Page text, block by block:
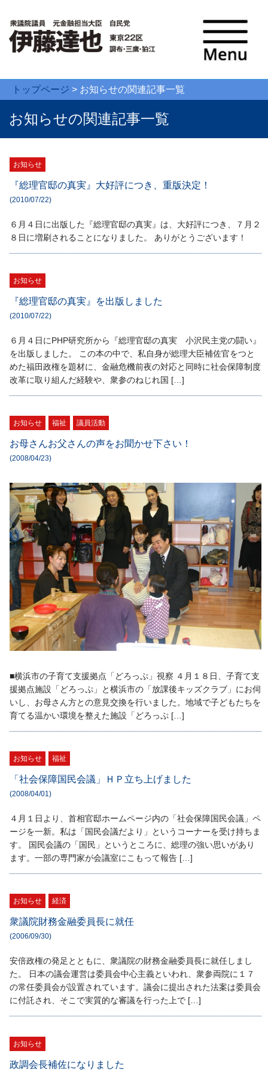
トップページ > お知らせの関連記事一覧
お知らせの関連記事一覧
お知らせ
『総理官邸の真実』大好評につき、重版決定！
(2010/07/22)
６月４日に出版した『総理官邸の真実』は、大好評につき、７月２
８日に増刷されることになりました。 ありがとうございます！
お知らせ
『総理官邸の真実』を出版しました
(2010/07/22)
６月４日にPHP研究所から『総理官邸の真実 小沢民主党の闘い』
を出版しました。 この本の中で、私自身が総理大臣補佐官をつと
めた福田政権を題材に、金融危機前夜の対応と同時に社会保障制度
改革に取り組んだ経験や、衆参のねじれ国 […]
お知らせ 福祉 議員活動
お母さんお父さんの声をお聞かせ下さい！
(2008/04/23)
■横浜市の子育て支援拠点「どろっぷ」視察 ４月１８日、子育て支
援拠点施設「どろっぷ」と横浜市の「放課後キッズクラブ」にお伺
いし、お母さん方との意見交換を行いました。地域で子どもたちを
育てる温かい環境を整えた施設「どろっぷ […]
お知らせ 福祉
「社会保障国民会議」ＨＰ立ち上げました
(2008/04/01)
４月１日より、首相官邸ホームページ内の「社会保障国民会議」ペ
ージを一新。私は「国民会議だより」というコーナーを受け持ちま
す。 国民会議の「国民」というところに、総理の強い思いがあり
ます。一部の専門家が会議室にこもって報告 […]
お知らせ 経済
衆議院財務金融委員長に就任
(2006/09/30)
安倍政権の発足とともに、衆議院の財務金融委員長に就任しまし
た。 日本の議会運営は委員会中心主義といわれ、衆参両院に１７
の常任委員会が設置されています。議会に提出された法案は委員会
に付託され、そこで実質的な審議を行った上で […]
お知らせ
政調会長補佐になりました